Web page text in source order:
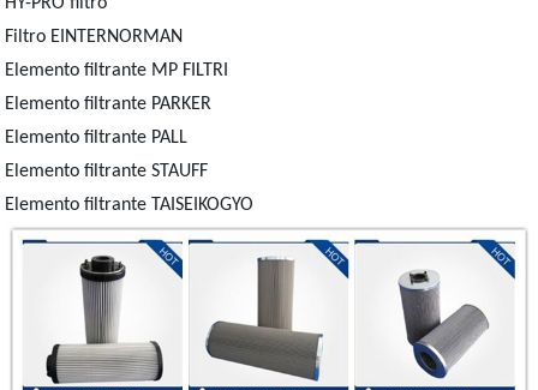
Filtro EINTERNORMAN
Elemento filtrante MP FILTRI
Elemento filtrante PARKER
Elemento filtrante PALL
Elemento filtrante STAUFF
Elemento filtrante TAISEIKOGYO